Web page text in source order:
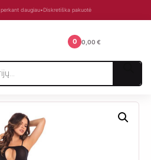
perkant daugiau•Diskretiška pakuotė
0 0,00 €